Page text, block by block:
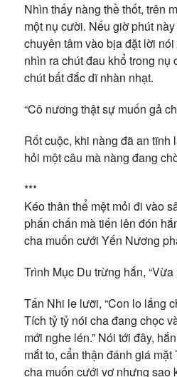
Nhìn thấy nàng thề thốt, trên
một nụ cười. Nếu giờ phút
chuyên tâm vào bịa đặt lời
nhìn ra chút đau khổ trong nụ
chút bất đắc dĩ nhàn nhạt.
“Cô nương thật sự muốn gả
Rốt cuộc, khi nàng đã an tĩnh
hỏi một câu mà nàng đang
***
Kéo thân thể mệt mỏi đi vào
phấn chấn mà tiến lên đón
cha muốn cưới Yến Nương
Trình Mục Du trừng hắn,
Tấn Nhi le lưỡi, “Con lo lắng
Tích tỷ tỷ nói cha đang chọc
mới nghe lén.” Nói tới đây,
mắt to, cẩn thận đánh giá mặt
cha muốn cưới vợ nhưng sao